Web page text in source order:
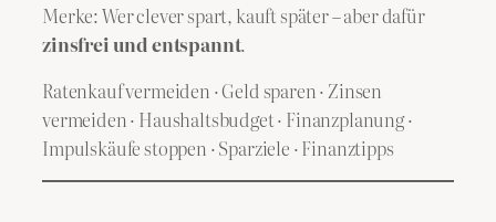
Merke: Wer clever spart, kauft später – aber dafür
zinsfrei und entspannt.
Ratenkauf vermeiden · Geld sparen · Zinsen
vermeiden · Haushaltsbudget · Finanzplanung ·
Impulskäufe stoppen · Sparziele · Finanztipps